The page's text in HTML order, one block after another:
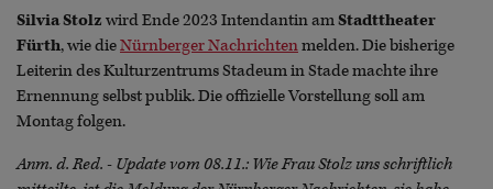
Silvia Stolz wird Ende 2023 Intendantin amStadttheater
Fürth, wie dieNürnberger Nachrichtenmelden. Die bisherige
Leiterin des Kulturzentrums Stadeum in Stade machte ihre
Ernennung selbst publik. Die offizielle Vorstellung soll am
Montag folgen.
Anm. d. Red. - Update vom 08.11.: Wie Frau Stolz uns schriftlich